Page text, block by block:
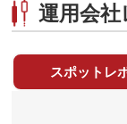
運用会
スポットレ